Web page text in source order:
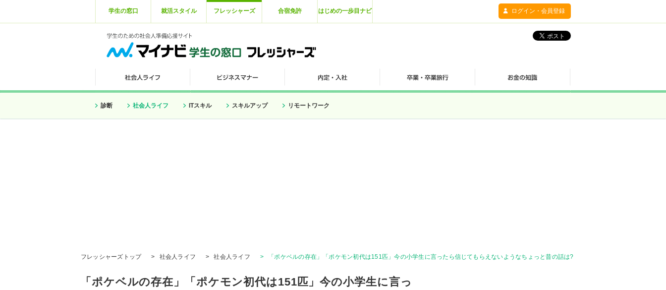
学生の窓口 就活スタイル フレッシャーズ 合宿免許 はじめの一歩目ナビ ログイン・会員登録
診断 社会人ライフ ITスキル スキルアップ リモートワーク
フレッシャーズトップ > 社会人ライフ > 社会人ライフ > 「ポケベルの存在」「ポケモン初代は151匹」今の小学生に言ったら信じてもらえないようなちょっと昔の話は?
「ポケベルの存在」「ポケモン初代は151匹」今の小学生に言っ